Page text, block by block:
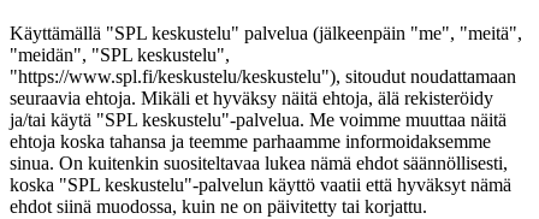
Käyttämällä "SPL keskustelu" palvelua (jälkeenpäin "me", "meitä",
"meidän", "SPL keskustelu",
"https://www.spl.fi/keskustelu/keskustelu"), sitoudut noudattamaan
seuraavia ehtoja. Mikäli et hyväksy näitä ehtoja, älä rekisteröidy
ja/tai käytä "SPL keskustelu"-palvelua. Me voimme muuttaa näitä
ehtoja koska tahansa ja teemme parhaamme informoidaksemme
sinua. On kuitenkin suositeltavaa lukea nämä ehdot säännöllisesti,
koska "SPL keskustelu"-palvelun käyttö vaatii että hyväksyt nämä
ehdot siinä muodossa, kuin ne on päivitetty tai korjattu.